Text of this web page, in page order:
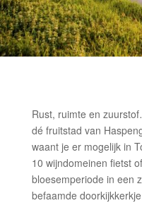
Rust, ruimte en
dé fruitstad van
waant je er mogelijk in
10 wijndomeinen fietst
bloesemperiode in een
befaamde